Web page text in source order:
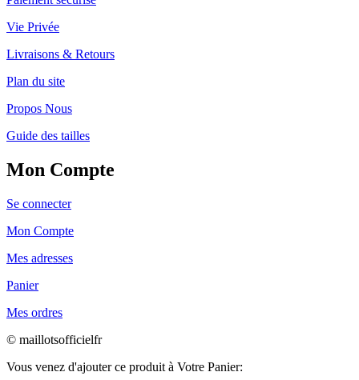
Vie Privée
Livraisons & Retours
Plan du site
Propos Nous
Guide des tailles
Mon Compte
Se connecter
Mon Compte
Mes adresses
Panier
Mes ordres
© maillotsofficielfr
Vous venez d'ajouter ce produit à Votre Panier: